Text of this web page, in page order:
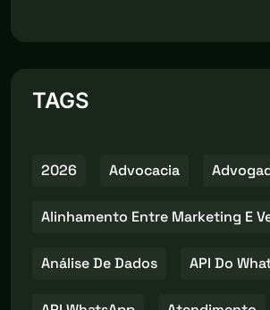
TAGS
2026 Advocacia
Alinhamento Entre Marketing E
Análise De Dados API Do